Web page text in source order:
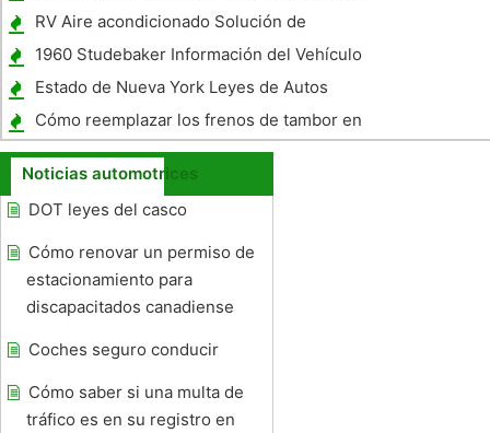
2005
RV Aire acondicionado Solución de
problemas
1960 Studebaker Información del Vehículo
Estado de Nueva York Leyes de Autos
Usados ​​
Cómo reemplazar los frenos de tambor en
el 2002 KIA
Noticias automotrices
DOT leyes del casco
Cómo renovar un permiso de
estacionamiento para
discapacitados canadiense
Coches seguro conducir
Cómo saber si una multa de
tráfico es en su registro en